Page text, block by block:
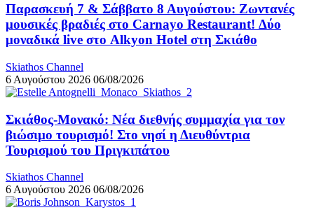
Παρασκευή 7 & Σάββατο 8 Αυγούστου: Ζωντανές
μουσικές βραδιές στο Carnayo Restaurant! Δύο
μοναδικά live στο Alkyon Hotel στη Σκιάθο
Skiathos Channel
6 Αυγούστου 2026 06/08/2026
Σκιάθος-Μονακό: Νέα διεθνής συμμαχία για τον
βιώσιμο τουρισμό! Στο νησί η Διευθύντρια
Τουρισμού του Πριγκιπάτου
Skiathos Channel
6 Αυγούστου 2026 06/08/2026